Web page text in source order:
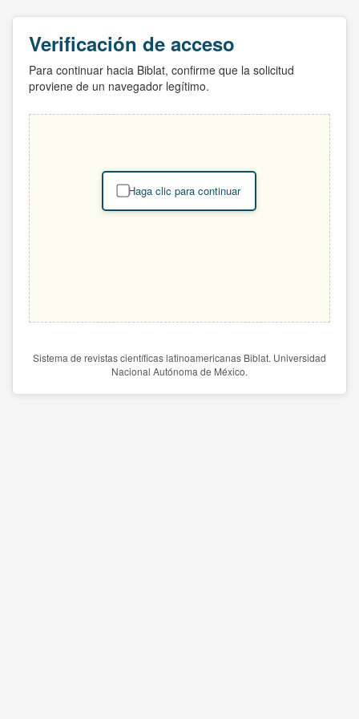
Verificación de acceso
Para continuar hacia Biblat, confirme que la solicitud
proviene de un navegador legítimo.
Haga clic para continuar
Sistema de revistas científicas latinoamericanas Biblat. Universidad
Nacional Autónoma de México.